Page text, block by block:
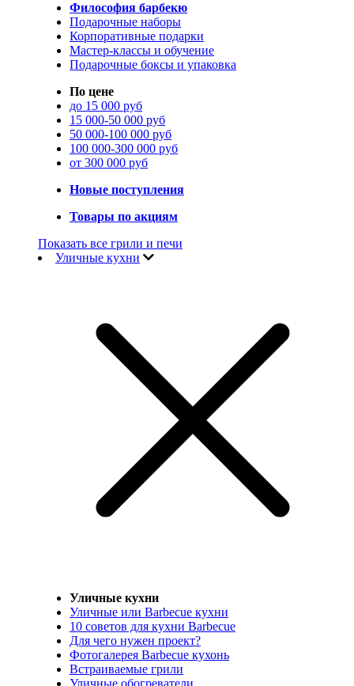
Философия барбекю
Подарочные наборы
Корпоративные подарки
Мастер-классы и обучение
Подарочные боксы и упаковка
По цене
до 15 000 руб
15 000-50 000 руб
50 000-100 000 руб
100 000-300 000 руб
от 300 000 руб
Новые поступления
Товары по акциям
Показать все грили и печи
Уличные кухни
Уличные кухни
Уличные или Barbecue кухни
10 советов для кухни Barbecue
Для чего нужен проект?
Фотогалерея Barbecue кухонь
Встраиваемые грили
Уличные обогреватели